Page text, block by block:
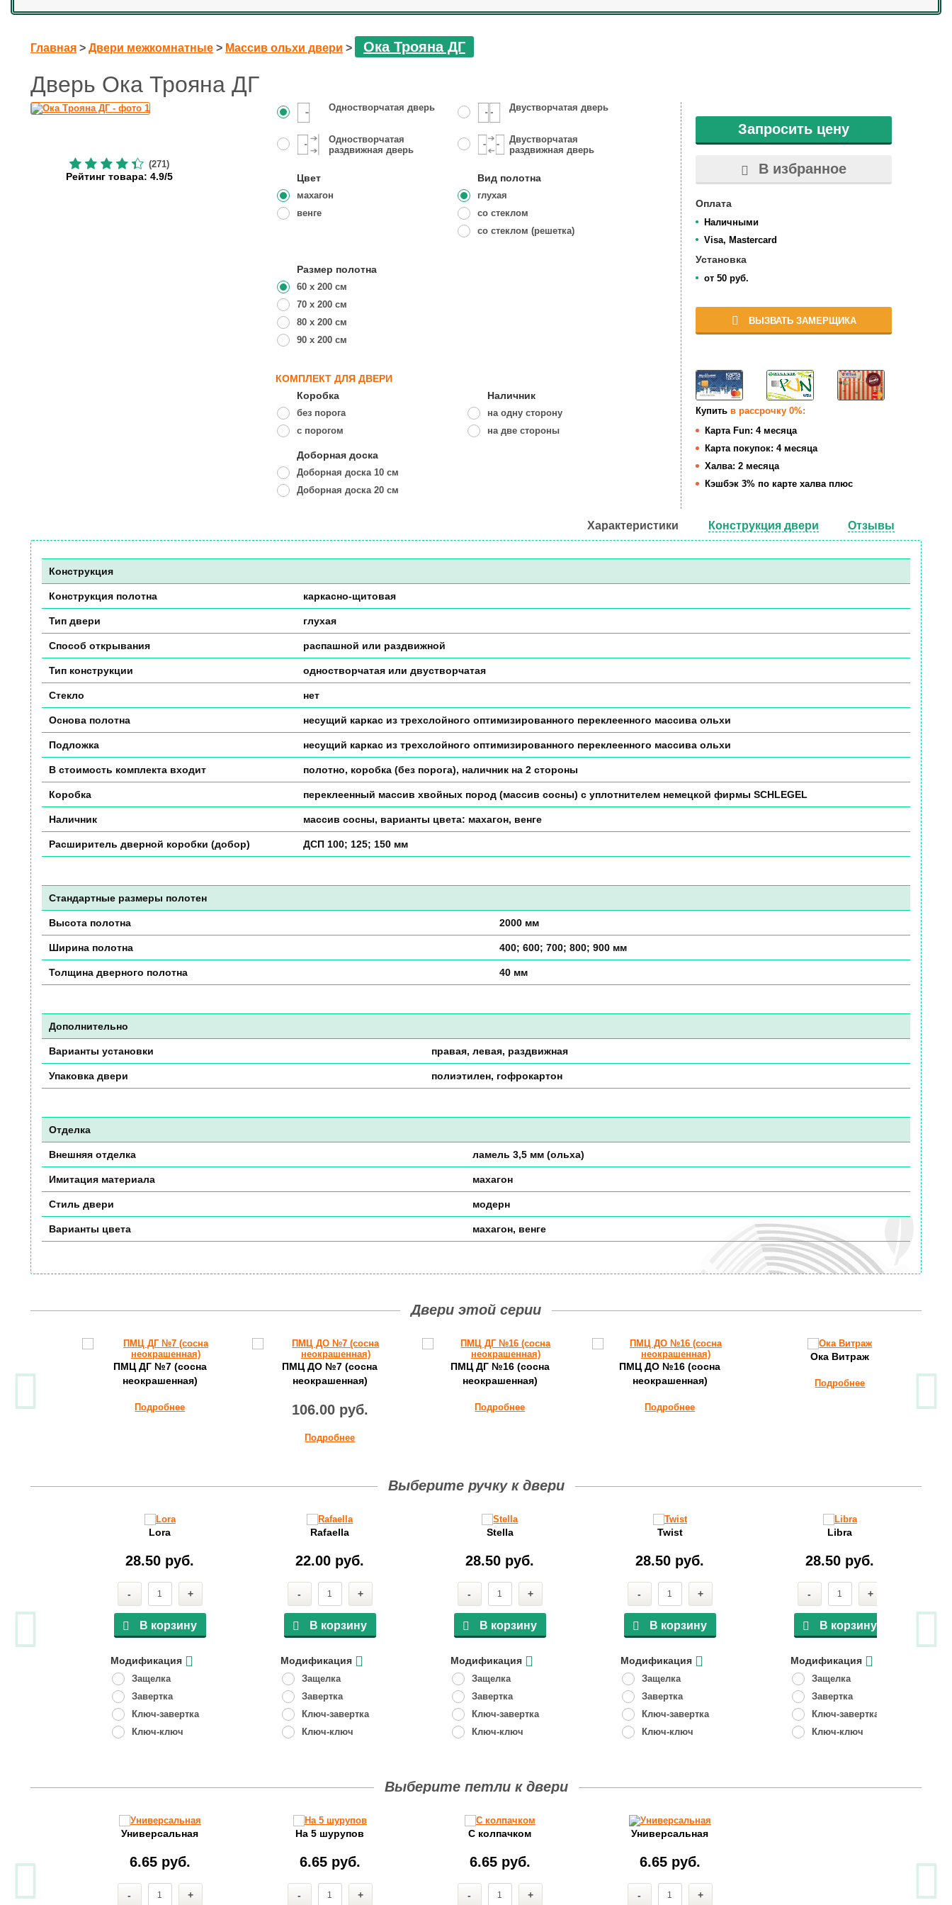
Главная > Двери межкомнатные > Массив ольхи двери > Ока Трояна ДГ
Дверь Ока Трояна ДГ
(271)
Рейтингтовара: 4.9/5
Одностворчатая дверь Двустворчатая дверь
Одностворчатая
раздвижная дверь
Двустворчатая
раздвижная дверь
Цвет
махагон
венге
Вид полотна
глухая
со стеклом
со стеклом (решетка)
Размер полотна
60 x 200 см
70 x 200 см
80 x 200 см
90 x 200 см
КОМПЛЕКТ ДЛЯ ДВЕРИ
Коробка
без порога
с порогом
Наличник
на одну сторону
на две стороны
Доборная доска
Доборная доска 10 см
Доборная доска 20 см
Запросить цену
В избранное
Оплата
Наличными
Visa, Mastercard
Установка
от 50 руб.
ВЫЗВАТЬ ЗАМЕРЩИКА
Купитьв рассрочку 0%:
Карта Fun: 4 месяца
Карта покупок: 4 месяца
Халва: 2 месяца
Кэшбэк 3% по карте халва плюс
Характеристики Конструкция двери Отзывы
Конструкция
Конструкция полотна каркасно-щитовая
Тип двери глухая
Способ открывания распашной или раздвижной
Тип конструкции одностворчатая или двустворчатая
Стекло нет
Основа полотна несущий каркас из трехслойного оптимизированного переклеенного массива ольхи
Подложка несущий каркас из трехслойного оптимизированного переклеенного массива ольхи
В стоимость комплекта входит полотно, коробка (без порога), наличник на 2 стороны
Коробка переклеенный массив хвойных пород (массив сосны) с уплотнителем немецкой фирмы SCHLEGEL
Наличник массив сосны, варианты цвета: махагон, венге
Расширитель дверной коробки (добор) ДСП 100; 125; 150 мм
Стандартные размеры полотен
Высота полотна 2000 мм
Ширина полотна 400; 600; 700; 800; 900 мм
Толщина дверного полотна 40 мм
Дополнительно
Варианты установки правая, левая, раздвижная
Упаковка двери полиэтилен, гофрокартон
Отделка
Внешняя отделка ламель 3,5 мм (ольха)
Имитация материала махагон
Стиль двери модерн
Варианты цвета махагон, венге
Двери этой серии
ПМЦ ДГ №7 (сосна
неокрашенная)
Подробнее
ПМЦ ДО №7 (сосна
неокрашенная)
106.00 руб.
Подробнее
ПМЦ ДГ №16 (cосна
неокрашенная)
Подробнее
ПМЦ ДО №16 (cосна
неокрашенная)
Подробнее
Ока Витраж
Подробнее
Выберите ручку к двери
Lora
28.50 руб.
- +
В корзину
Модификация
Защелка
Завертка
Ключ-завертка
Ключ-ключ
Rafaella
22.00 руб.
- +
В корзину
Модификация
Защелка
Завертка
Ключ-завертка
Ключ-ключ
Stella
28.50 руб.
- +
В корзину
Модификация
Защелка
Завертка
Ключ-завертка
Ключ-ключ
Twist
28.50 руб.
- +
В корзину
Модификация
Защелка
Завертка
Ключ-завертка
Ключ-ключ
Libra
28.50 руб.
- +
В корзину
Модификация
Защелка
Завертка
Ключ-завертка
Ключ-ключ
Выберите петли к двери
+
Универсальная
6.65 руб.
- +
На 5 шурупов
6.65 руб.
- +
С колпачком
6.65 руб.
- +
Универсальная
6.65 руб.
- +